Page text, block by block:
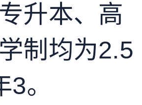
升本、高
制均为2.5
3。